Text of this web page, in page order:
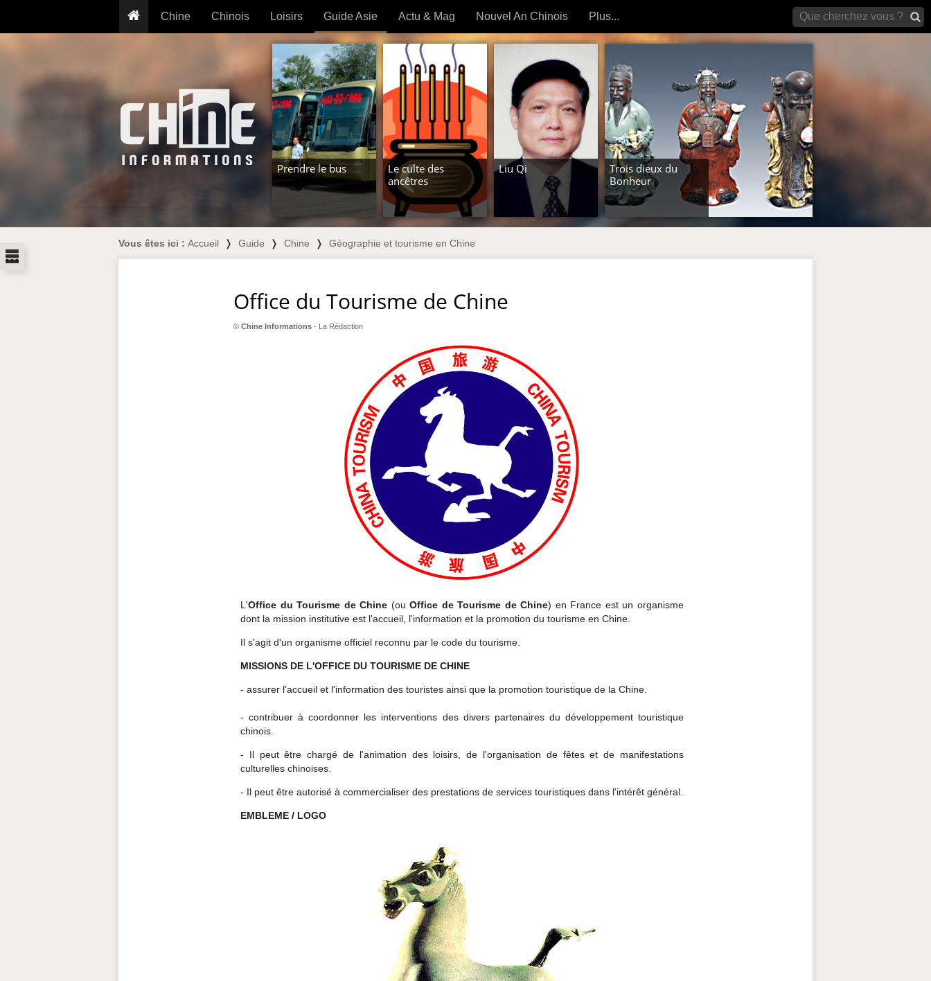
Chine
Conseils voyageurs
Plantes médicinales
Cuisine
Chinois
Grammaire
Traducteur
Exos & Flashcards
+50 Outils
Loisirs
Prénom
Signe
Tatouage
PLUS (24 OUTILS) »
Guide Asie Actu & Mag
Magazine
Articles intemporels
Nouvel An Chinois Plus...
Forum (archives)
Prendre le bus
Le culte des
ancêtres
Liu Qi
Trois dieux du
Bonheur
Vous êtes ici : Accueil ❭ Guide ❭ Chine ❭ Géographie et tourisme en Chine
Office du Tourisme de Chine
© Chine Informations - La Rédaction
L'Office du Tourisme de Chine (ouOffice de Tourisme de Chine) en France est un organisme
dont la mission institutive est l'accueil, l'information et la promotion du tourisme en Chine.
Il s'agit d'un organisme officiel reconnu par le code du tourisme.
MISSIONS DE L'OFFICE DU TOURISME DE CHINE
- assurer l'accueil et l'information des touristes ainsi que la promotion touristique de la Chine.
- contribuer à coordonner les interventions des divers partenaires du développement touristique
chinois.
- Il peut être chargé de l'animation des loisirs, de l'organisation de fêtes et de manifestations
culturelles chinoises.
- Il peut être autorisé à commercialiser des prestations de services touristiques dans l'intérêt général.
EMBLEME / LOGO
...